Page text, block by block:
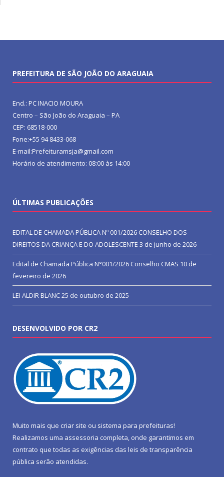
PREFEITURA DE SÃO JOÃO DO ARAGUAIA
End.: PC INACIO MOURA
Centro – São João do Araguaia – PA
CEP: 68518-000
Fone:+55 94 8433-068
E-mail:Prefeituramsja@gmail.com
Horário de atendimento: 08:00 às 14:00
ÚLTIMAS PUBLICAÇÕES
EDITAL DE CHAMADA PÚBLICA Nº 001/2026 CONSELHO DOS
DIREITOS DA CRIANÇA E DO ADOLESCENTE 3 de junho de 2026
Edital de Chamada Pública N°001/2026 Conselho CMAS 10 de
fevereiro de 2026
LEI ALDIR BLANC25 de outubro de 2025
DESENVOLVIDO POR CR2
Muito mais que criar site ou sistema para prefeituras!
Realizamos uma assessoria completa, onde garantimos em
contrato que todas as exigências das leis de transparência
pública serão atendidas.